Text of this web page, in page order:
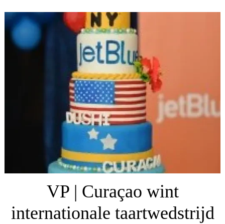
VP | Curaçao wint
internationale taartwedstrijd